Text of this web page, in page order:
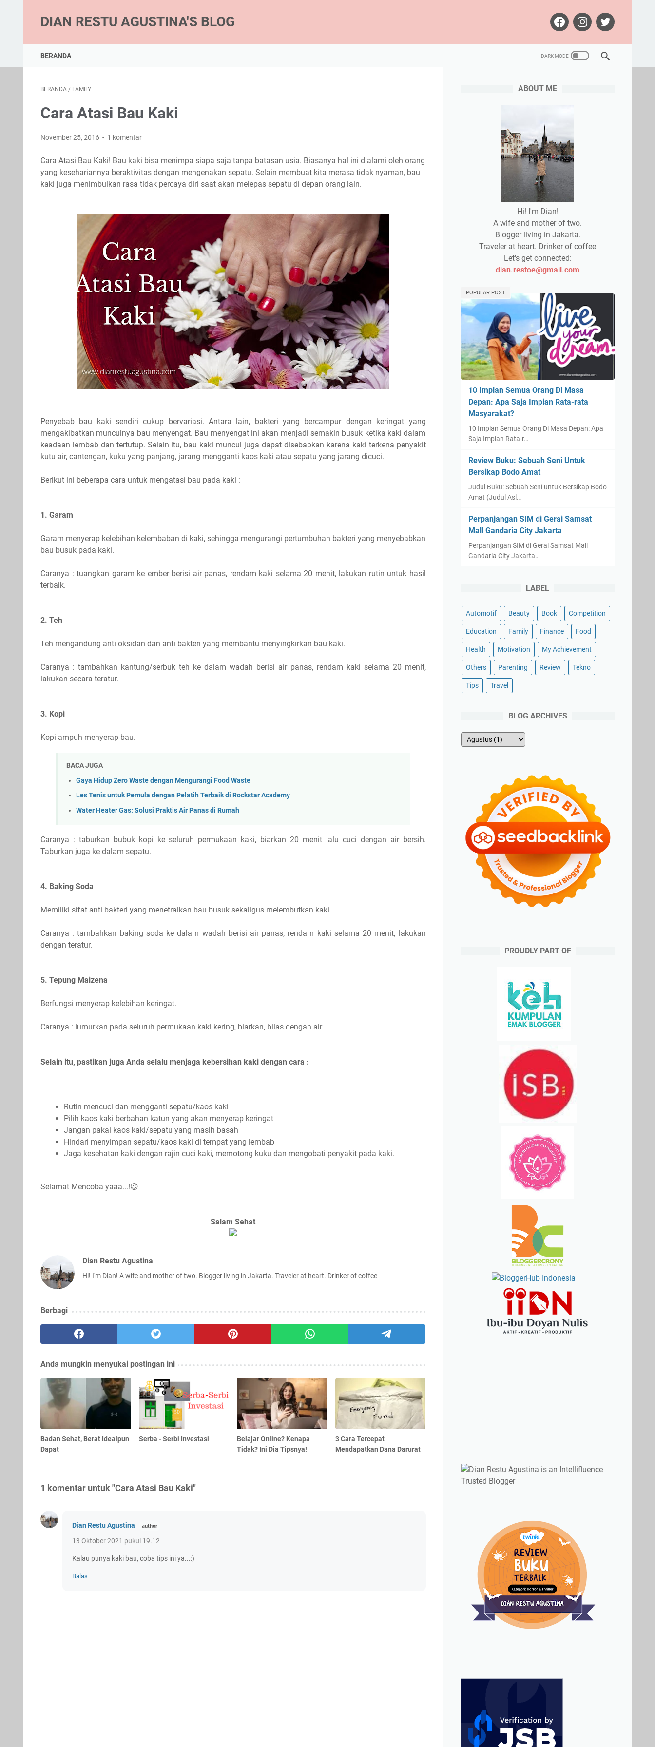
DIAN RESTU AGUSTINA'S BLOG
BERANDA
BERANDA / FAMILY
Cara Atasi Bau Kaki
November 25, 2016 1 komentar
Cara Atasi Bau Kaki! Bau kaki bisa menimpa siapa saja tanpa batasan usia. Biasanya hal ini dialami oleh orang
yang kesehariannya beraktivitas dengan mengenakan sepatu. Selain membuat kita merasa tidak nyaman, bau
kaki juga menimbulkan rasa tidak percaya diri saat akan melepas sepatu di depan orang lain.
Penyebab bau kaki sendiri cukup bervariasi. Antara lain, bakteri yang bercampur dengan keringat yang
mengakibatkan munculnya bau menyengat. Bau menyengat ini akan menjadi semakin busuk ketika kaki dalam
keadaan lembab dan tertutup. Selain itu, bau kaki muncul juga dapat disebabkan karena kaki terkena penyakit
kutu air, cantengan, kuku yang panjang, jarang mengganti kaos kaki atau sepatu yang jarang dicuci.
Berikut ini beberapa cara untuk mengatasi bau pada kaki :
1. Garam
Garam menyerap kelebihan kelembaban di kaki, sehingga mengurangi pertumbuhan bakteri yang menyebabkan
bau busuk pada kaki.
Caranya : tuangkan garam ke ember berisi air panas, rendam kaki selama 20 menit, lakukan rutin untuk hasil
terbaik.
2. Teh
Teh mengandung anti oksidan dan anti bakteri yang membantu menyingkirkan bau kaki.
Caranya : tambahkan kantung/serbuk teh ke dalam wadah berisi air panas, rendam kaki selama 20 menit,
lakukan secara teratur.
3. Kopi
Kopi ampuh menyerap bau.
BACA JUGA
Gaya Hidup Zero Waste dengan Mengurangi Food Waste
Les Tenis untuk Pemula dengan Pelatih Terbaik di Rockstar Academy
Water Heater Gas: Solusi Praktis Air Panas di Rumah
Caranya : taburkan bubuk kopi ke seluruh permukaan kaki, biarkan 20 menit lalu cuci dengan air bersih.
Taburkan juga ke dalam sepatu.
4. Baking Soda
Memiliki sifat anti bakteri yang menetralkan bau busuk sekaligus melembutkan kaki.
Caranya : tambahkan baking soda ke dalam wadah berisi air panas, rendam kaki selama 20 menit, lakukan
dengan teratur.
5. Tepung Maizena
Berfungsi menyerap kelebihan keringat.
Caranya : lumurkan pada seluruh permukaan kaki kering, biarkan, bilas dengan air.
Selain itu, pastikan juga Anda selalu menjaga kebersihan kaki dengan cara :
Rutin mencuci dan mengganti sepatu/kaos kaki
Pilih kaos kaki berbahan katun yang akan menyerap keringat
Jangan pakai kaos kaki/sepatu yang masih basah
Hindari menyimpan sepatu/kaos kaki di tempat yang lembab
Jaga kesehatan kaki dengan rajin cuci kaki, memotong kuku dan mengobati penyakit pada kaki.
Selamat Mencoba yaaa...!😉
Salam Sehat
Dian Restu Agustina
Hi! I'm Dian! A wife and mother of two. Blogger living in Jakarta. Traveler at heart. Drinker of coffee
Berbagi
Anda mungkin menyukai postingan ini
Badan Sehat, Berat Idealpun
Dapat
Serba - Serbi Investasi
Belajar Online? Kenapa
Tidak? Ini Dia Tipsnya!
3 Cara Tercepat
Mendapatkan Dana Darurat
1 komentar untuk "Cara Atasi Bau Kaki"
Dian Restu Agustina
13 Oktober 2021 pukul 19.12
Kalau punya kaki bau, coba tips ini ya...:)
Balas
ABOUT ME
Hi! I'm Dian!
A wife and mother of two.
Blogger living in Jakarta.
Traveler at heart. Drinker of coffee
Let's get connected:
dian.restoe@gmail.com
POPULAR POST
10 Impian Semua Orang Di Masa
Depan: Apa Saja Impian Rata-rata
Masyarakat?
10 Impian Semua Orang Di Masa Depan: Apa
Saja Impian Rata-r…
Review Buku: Sebuah Seni Untuk
Bersikap Bodo Amat
Judul Buku: Sebuah Seni untuk Bersikap Bodo
Amat (Judul Asl…
Perpanjangan SIM di Gerai Samsat
Mall Gandaria City Jakarta
Perpanjangan SIM di Gerai Samsat Mall
Gandaria City Jakarta…
LABEL
Automotif Beauty Book Competition
Education Family Finance Food
Health Motivation My Achievement
Others Parenting Review Tekno
Tips Travel
BLOG ARCHIVES
PROUDLY PART OF